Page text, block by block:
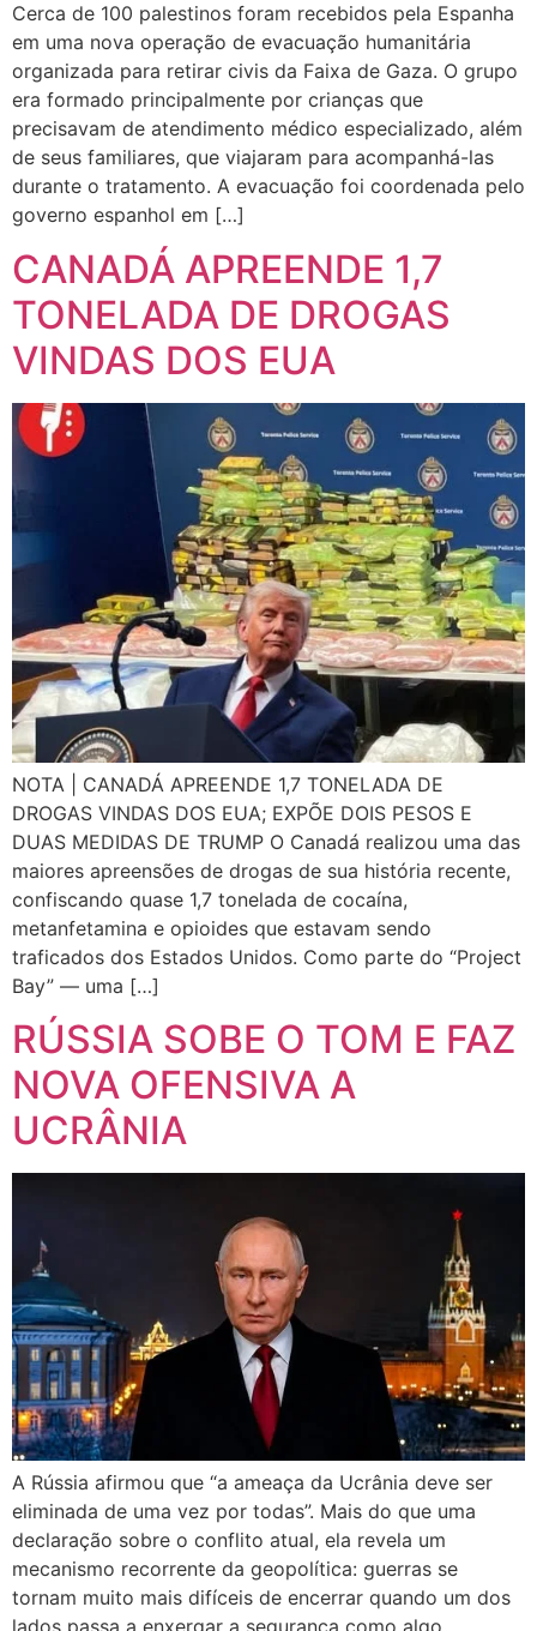
Cerca de 100 palestinos foram recebidos pela Espanha
em uma nova operação de evacuação humanitária
organizada para retirar civis da Faixa de Gaza. O grupo
era formado principalmente por crianças que
precisavam de atendimento médico especializado, além
de seus familiares, que viajaram para acompanhá-las
durante o tratamento. A evacuação foi coordenada pelo
governo espanhol em […]
CANADÁ APREENDE 1,7
TONELADA DE DROGAS
VINDAS DOS EUA
NOTA | CANADÁ APREENDE 1,7 TONELADA DE
DROGAS VINDAS DOS EUA; EXPÕE DOIS PESOS E
DUAS MEDIDAS DE TRUMP O Canadá realizou uma das
maiores apreensões de drogas de sua história recente,
confiscando quase 1,7 tonelada de cocaína,
metanfetamina e opioides que estavam sendo
traficados dos Estados Unidos. Como parte do “Project
Bay” — uma […]
RÚSSIA SOBE O TOM E FAZ
NOVA OFENSIVA A
UCRÂNIA
A Rússia afirmou que “a ameaça da Ucrânia deve ser
eliminada de uma vez por todas”. Mais do que uma
declaração sobre o conflito atual, ela revela um
mecanismo recorrente da geopolítica: guerras se
tornam muito mais difíceis de encerrar quando um dos
lados passa a enxergar a segurança como algo